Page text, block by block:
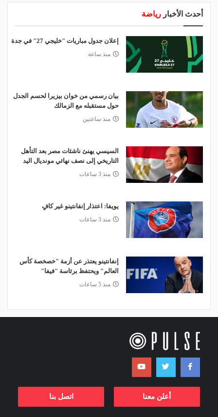
أحدث الأخبار رياضة
إعلان جدول مباريات "خليجي 27" في جدة
منذ ساعة
بيان رسمي من خوان بيزيرا لحسم الجدل
حول مستقبله مع الزمالك
منذ ساعتين
السيسي يهنئ ناشئات مصر بعد التأهل
التاريخي إلى نصف نهائي مونديال اليد
منذ 3 ساعات
يويفا: اعتذار إنفانتينو غير كافٍ
منذ 3 ساعات
إنفانتينو يعتذر عن أزمة "خصخصة كأس
العالم" ويحتفظ برئاسة "فيفا"
منذ 5 ساعات
أعلن معنا اتصل بنا